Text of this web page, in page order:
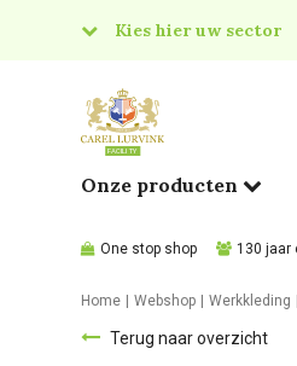
Kies hier uw sector
Food
Onze producten
One stop shop 130 jaar
Home Webshop Werkkleding
Terug naar overzicht